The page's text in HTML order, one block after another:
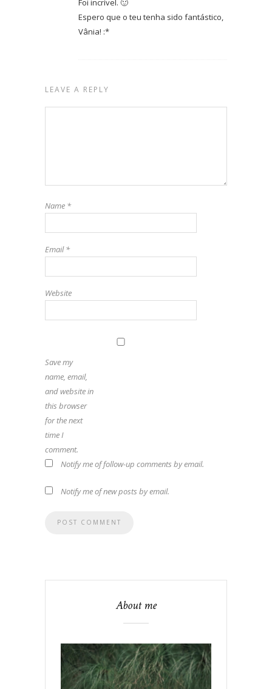
Foi incrível. 🙂
Espero que o teu tenha sido fantástico,
Vânia! :*
LEAVE A REPLY
Name *
Email*
Website
Save my
name, email,
and website in
this browser
for the next
time I
comment.
Notify me of follow-up comments by email.
Notify me of new posts by email.
About me